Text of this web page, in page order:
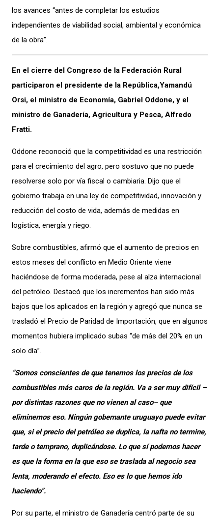
los avances “antes de completar los estudios
independientes de viabilidad social, ambiental y económica
de la obra”.
En el cierre del Congreso de la Federación Rural
participaron el presidente de la República,Yamandú
Orsi, el ministro de Economía, Gabriel Oddone, y el
ministro de Ganadería, Agricultura y Pesca, Alfredo
Fratti.
Oddone reconoció que la competitividad es una restricción
para el crecimiento del agro, pero sostuvo que no puede
resolverse solo por vía fiscal o cambiaria. Dijo que el
gobierno trabaja en una ley de competitividad, innovación y
reducción del costo de vida, además de medidas en
logística, energía y riego.
Sobre combustibles, afirmó que el aumento de precios en
estos meses del conflicto en Medio Oriente viene
haciéndose de forma moderada, pese al alza internacional
del petróleo. Destacó que los incrementos han sido más
bajos que los aplicados en la región y agregó que nunca se
trasladó el Precio de Paridad de Importación, que en algunos
momentos hubiera implicado subas “de más del 20% en un
solo día”.
“Somos conscientes de que tenemos los precios de los
combustibles más caros de la región. Va a ser muy difícil –
por distintas razones que no vienen al caso– que
eliminemos eso. Ningún gobernante uruguayo puede evitar
que, si el precio del petróleo se duplica, la nafta no termine,
tarde o temprano, duplicándose. Lo que sí podemos hacer
es que la forma en la que eso se traslada al negocio sea
lenta, moderando el efecto. Eso es lo que hemos ido
haciendo”.
Por su parte, el ministro de Ganadería centró parte de su